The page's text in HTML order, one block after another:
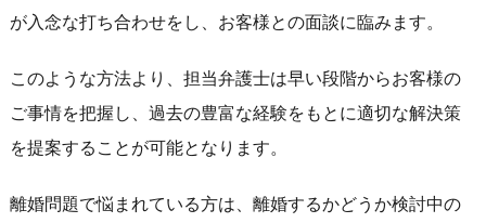
が入念な打ち合わせをし、お客様との面談に臨みます。
このような方法より、担当弁護士は早い段階からお客様の
ご事情を把握し、過去の豊富な経験をもとに適切な解決策
を提案することが可能となります。
離婚問題で悩まれている方は、離婚するかどうか検討中の